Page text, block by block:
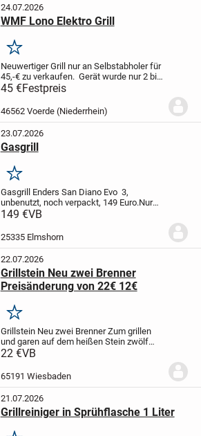
24.07.2026
WMF Lono Elektro Grill
Merken
Neuwertiger Grill nur an Selbstabholer für
45,-€ zu verkaufen. Gerät wurde nur 2 bis
3 mal genutzt.46562 Voerde
028141692
45 €Festpreis
46562 Voerde (Niederrhein)
23.07.2026
Gasgrill
Merken
Gasgrill Enders San Diano Evo 3,
unbenutzt, noch verpackt, 149 Euro.Nur
Abholung in 25335 Elmshorn.
149 €VB
25335 Elmshorn
22.07.2026
Grillstein Neu zwei Brenner
Preisänderung von 22€ 12€
Merken
Grillstein Neu zwei Brenner Zum grillen
und garen auf dem heißen Stein zwölf
teilig Brenner mit Brennpaste befüllbar
22 €VB
65191 Wiesbaden
21.07.2026
Grillreiniger in Sprühflasche 1 Liter